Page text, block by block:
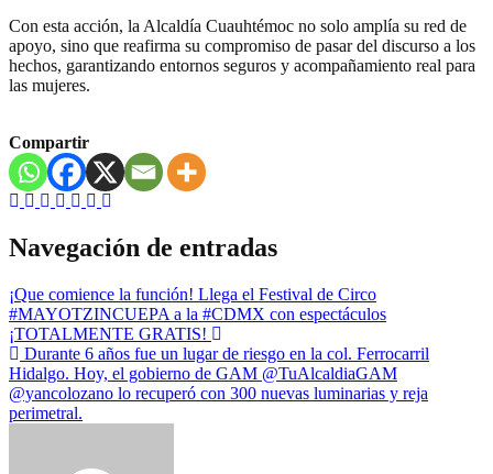
Con esta acción, la Alcaldía Cuauhtémoc no solo amplía su red de
apoyo, sino que reafirma su compromiso de pasar del discurso a los
hechos, garantizando entornos seguros y acompañamiento real para
las mujeres.
Compartir
Navegación de entradas
¡Que comience la función! Llega el Festival de Circo
#MAYOTZINCUEPA a la #CDMX con espectáculos
¡TOTALMENTE GRATIS!
Durante 6 años fue un lugar de riesgo en la col. Ferrocarril
Hidalgo. Hoy, el gobierno de GAM @TuAlcaldiaGAM
@yancolozano lo recuperó con 300 nuevas luminarias y reja
perimetral.